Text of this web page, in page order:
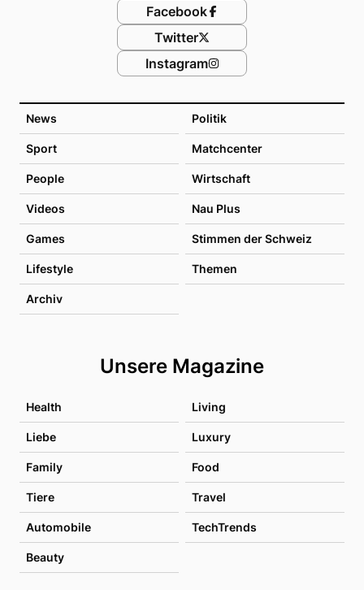
News Politik
Sport Matchcenter
People Wirtschaft
Videos Nau Plus
Games Stimmen der Schweiz
Lifestyle Themen
Archiv
Unsere Magazine
Health Living
Liebe Luxury
Family Food
Tiere Travel
Automobile TechTrends
Beauty
Facebook
Twitter
Instagram